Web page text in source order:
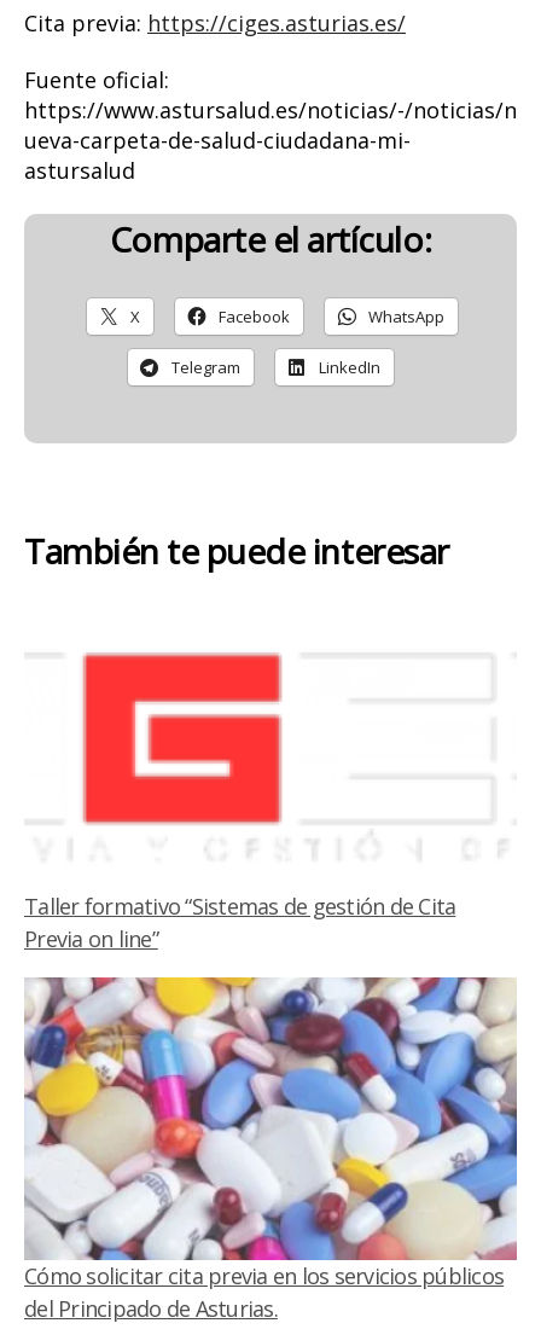
Cita previa: https://ciges.asturias.es/
Fuente oficial:
https://www.astursalud.es/noticias/-/noticias/n
ueva-carpeta-de-salud-ciudadana-mi-
astursalud
Comparte el artículo:
X Facebook WhatsApp
Telegram LinkedIn
También te puede interesar
Taller formativo “Sistemas de gestión de Cita
Previa on line”
Cómo solicitar cita previa en los servicios públicos
del Principado de Asturias.